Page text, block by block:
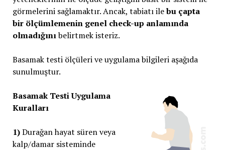
görmelerini sağlamaktır. Ancak, tabiatı ilebu çapta
bir ölçümlemenin genel check-up anlamında
olmadığınıbelirtmek isteriz.
Basamak testi ölçüleri ve uygulama bilgileri aşağıda
sunulmuştur.
Basamak Testi Uygulama
Kuralları
1)Durağan hayat süren veya
kalp/damar sisteminde